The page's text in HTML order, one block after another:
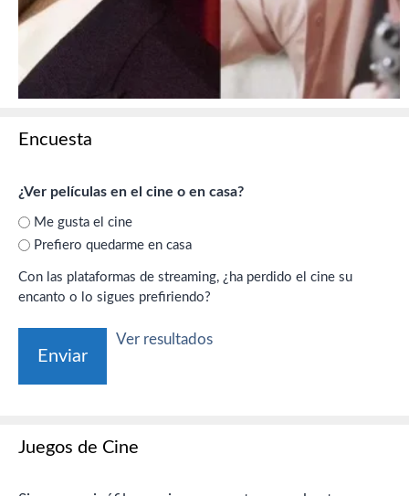
Encuesta
¿Ver películas en el cine o en casa?
Me gusta el cine
Prefiero quedarme en casa
Con las plataformas de streaming, ¿ha perdido el cine su
encanto o lo sigues prefiriendo?
Ver resultados
Juegos de Cine